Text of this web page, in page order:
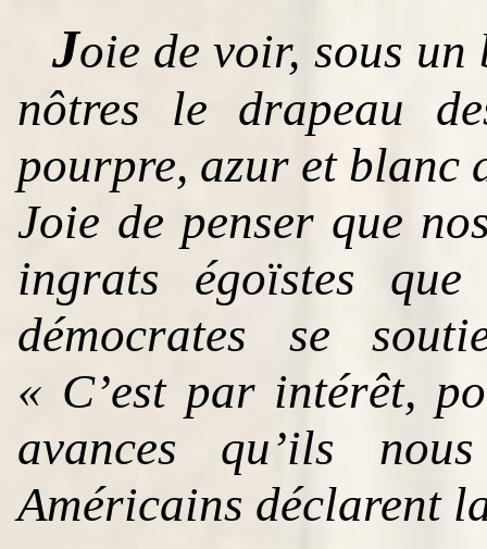
Joie de voir, sous
nôtres le drapeau
pourpre, azur et blanc
Joie de penser que
ingrats égoïstes
démocrates se
« C’est par intérêt,
avances qu’ils
Américains déclarent